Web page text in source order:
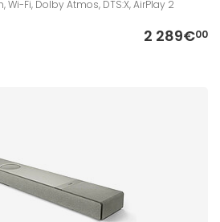
Wi-Fi, Dolby Atmos, DTS:X, AirPlay 2
2 289€00